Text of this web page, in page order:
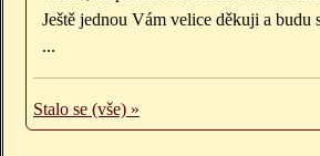
Ještě jednou Vám velice děkuji a budu
...
Stalo se (vše) »